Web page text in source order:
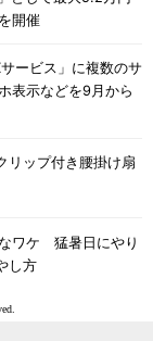
開催
ービス」に複数のサ
表示などを9月から
リップ付き腰掛け扇
ワケ 猛暑日にやり
し方